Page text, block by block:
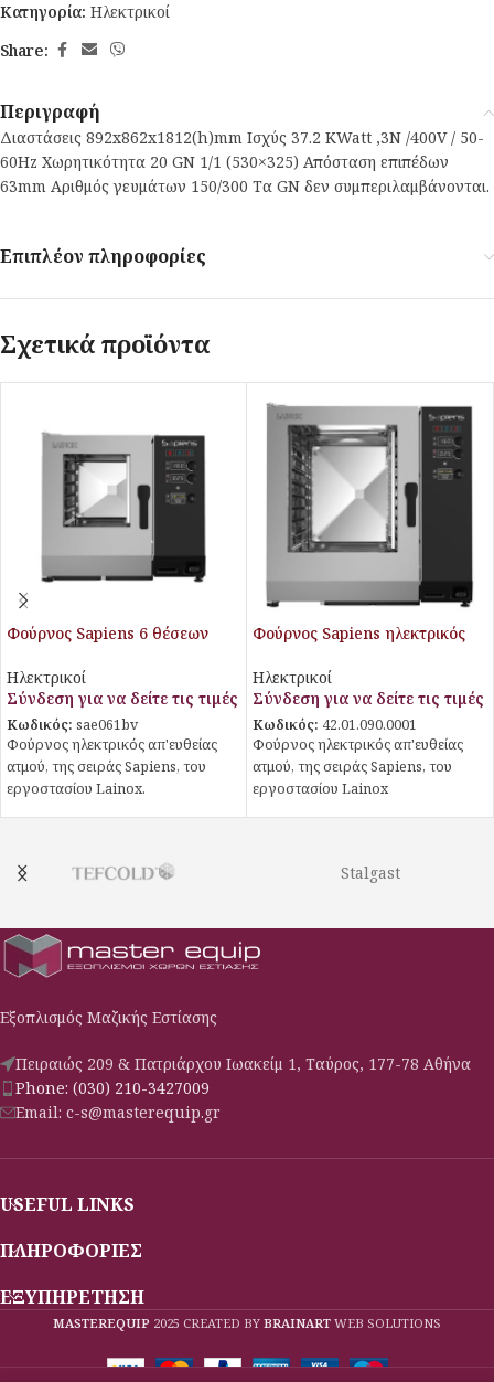
Κατηγορία: Ηλεκτρικοί
Share:
Περιγραφή
Διαστάσεις 892x862x1812(h)mm Ισχύς 37.2 KWatt ,3N /400V / 50-
60Hz Χωρητικότητα 20 GN 1/1 (530×325) Απόσταση επιπέδων
63mm Αριθμός γευμάτων 150/300 Τα GN δεν συμπεριλαμβάνονται.
Επιπλέον πληροφορίες
Σχετικά προϊόντα
Φούρνος Sapiens 6 θέσεων
Ηλεκτρικοί
Σύνδεση για να δείτε τις τιμές
Κωδικός: sae061bv
Φούρνος ηλεκτρικός απ'ευθείας
ατμού, της σειράς Sapiens, του
εργοστασίου Lainox.
Φούρνος Sapiens ηλεκτρικός
ψεκασμού
Ηλεκτρικοί
Σύνδεση για να δείτε τις τιμές
Κωδικός: 42.01.090.0001
Φούρνος ηλεκτρικός απ'ευθείας
ατμού, της σειράς Sapiens, του
εργοστασίου Lainox
Stalgast
Εξοπλισμός Μαζικής Εστίασης
Πειραιώς 209 & Πατριάρχου Ιωακείμ 1, Ταύρος, 177-78 Αθήνα
Phone: (030) 210-3427009
Email: c-s@masterequip.gr
USEFUL LINKS
ΠΛΗΡΟΦΟΡΙΕΣ
ΕΞΥΠΗΡΕΤΗΣΗ
MASTEREQUIP 2025 CREATED BY BRAINART WEB SOLUTIONS